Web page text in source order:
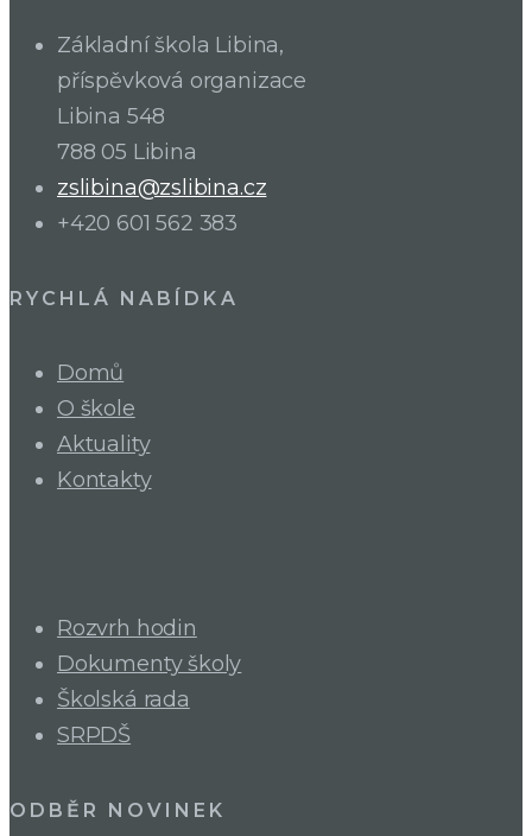
Základní škola Libina,
příspěvková organizace
Libina 548
788 05 Libina
zslibina@zslibina.cz
+420 601 562 383
RYCHLÁ NABÍDKA
Domů
O škole
Aktuality
Kontakty
Rozvrh hodin
Dokumenty školy
Školská rada
SRPDŠ
ODBĚR NOVINEK